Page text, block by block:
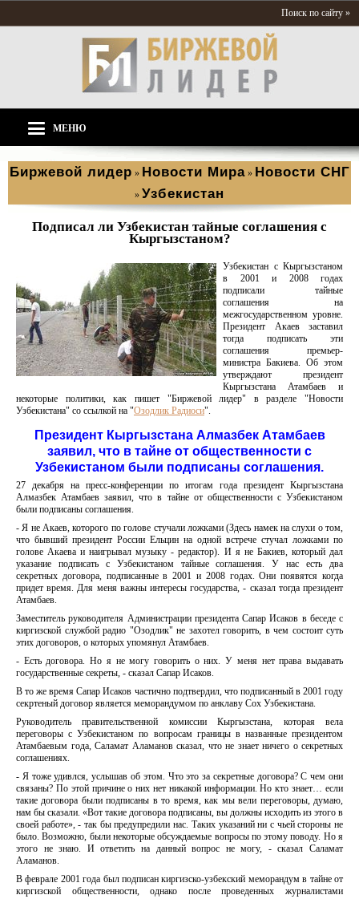
Поиск по сайту »
МЕНЮ
Биржевой лидер » Новости Мира » Новости СНГ
» Узбекистан
Подписал ли Узбекистан тайные соглашения с
Кыргызстаном?
Узбекистан с Кыргызстаном
в 2001 и 2008 годах
подписали тайные
соглашения на
межгосударственном уровне.
Президент Акаев заставил
тогда подписать эти
соглашения премьер-
министра Бакиева. Об этом
утверждают президент
Кыргызстана Атамбаев и
некоторые политики, как пишет "Биржевой лидер" в разделе "Новости
Узбекистана" со ссылкой на "Озодлик Радиоси".
Президент Кыргызстана Алмазбек Атамбаев
заявил, что в тайне от общественности с
Узбекистаном были подписаны соглашения.
27 декабря на пресс-конференции по итогам года президент Кыргызстана
Алмазбек Атамбаев заявил, что в тайне от общественности с Узбекистаном
были подписаны соглашения.
- Я не Акаев, которого по голове стучали ложками (Здесь намек на слухи о том,
что бывший президент России Ельцин на одной встрече стучал ложками по
голове Акаева и наигрывал музыку - редактор). И я не Бакиев, который дал
указание подписать с Узбекистаном тайные соглашения. У нас есть два
секретных договора, подписанные в 2001 и 2008 годах. Они появятся когда
придет время. Для меня важны интересы государства, - сказал тогда президент
Атамбаев.
Заместитель руководителя Администрации президента Сапар Исаков в беседе с
киргизской службой радио "Озодлик" не захотел говорить, в чем состоит суть
этих договоров, о которых упомянул Атамбаев.
- Есть договора. Но я не могу говорить о них. У меня нет права выдавать
государственные секреты, - сказал Сапар Исаков.
В то же время Сапар Исаков частично подтвердил, что подписанный в 2001 году
секртеный договор является меморандумом по анклаву Сох Узбекистана.
Руководитель правительственной комиссии Кыргызстана, которая вела
переговоры с Узбекистаном по вопросам границы в названные президентом
Атамбаевым года, Саламат Аламанов сказал, что не знает ничего о секретных
соглашениях.
- Я тоже удивлся, услышав об этом. Что это за секретные договора? С чем они
связаны? По этой причине о них нет никакой информации. Но кто знает… если
такие договора были подписаны в то время, как мы вели переговоры, думаю,
нам бы сказали. «Вот такие договора подписаны, вы должны исходить из этого в
своей работе», - так бы предупредили нас. Таких указаний ни с чьей стороны не
было. Возможно, были некоторые обсуждаемые вопросы по этому поводу. Но я
этого не знаю. И ответить на данный вопрос не могу, - сказал Саламат
Аламанов.
В феврале 2001 года был подписан киргизско-узбекский меморандум в тайне от
киргизской общественности, однако после проведенных журналистами